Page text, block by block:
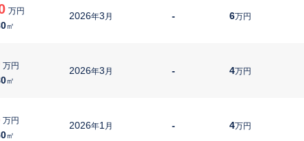
万円
㎡
2026年3 月 - 6万円
万円
㎡
2026年3 月 - 4万円
万円
㎡
2026年1月 - 4万円